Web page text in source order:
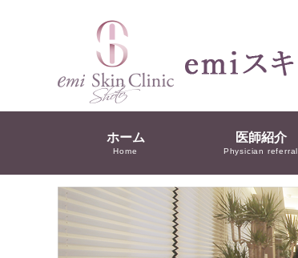
ホーム
Home
医師紹介
Physician referral